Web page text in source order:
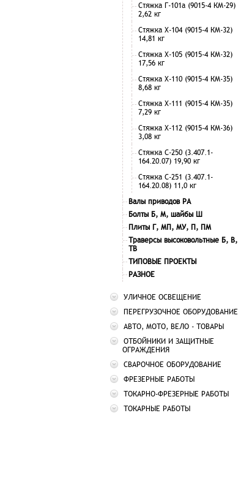
Стяжка Г-101а (9015-4 КМ-29)
2,62 кг
Стяжка Х-104 (9015-4 КМ-32)
14,81 кг
Стяжка Х-105 (9015-4 КМ-32)
17,56 кг
Стяжка Х-110 (9015-4 КМ-35)
8,68 кг
Стяжка Х-111 (9015-4 КМ-35)
7,29 кг
Стяжка Х-112 (9015-4 КМ-36)
3,08 кг
Стяжка С-250 (3.407.1-
164.20.07) 19,90 кг
Стяжка С-251 (3.407.1-
164.20.08) 11,0 кг
Валы приводов РА
Болты Б, М, шайбы Ш
Плиты Г, МП, МУ, П, ПМ
Траверсы высоковольтные Б, В,
ТВ
ТИПОВЫЕ ПРОЕКТЫ
РАЗНОЕ
УЛИЧНОЕ ОСВЕЩЕНИЕ
ПЕРЕГРУЗОЧНОЕ ОБОРУДОВАНИЕ
АВТО, МОТО, ВЕЛО - ТОВАРЫ
ОТБОЙНИКИ И ЗАЩИТНЫЕ
ОГРАЖДЕНИЯ
СВАРОЧНОЕ ОБОРУДОВАНИЕ
ФРЕЗЕРНЫЕ РАБОТЫ
ТОКАРНО-ФРЕЗЕРНЫЕ РАБОТЫ
ТОКАРНЫЕ РАБОТЫ